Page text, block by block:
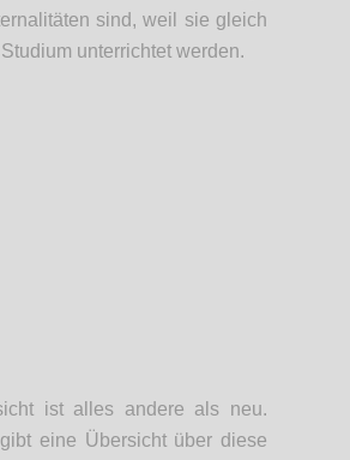
sind, weil sie gleich
unterrichtet werden.
ist alles andere als neu.
eine Übersicht über diese